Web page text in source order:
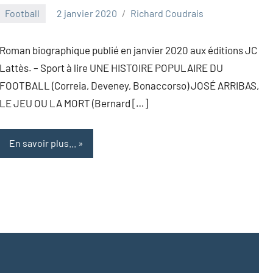
Football 2 janvier 2020 Richard Coudrais
Roman biographique publié en janvier 2020 aux éditions JC
Lattès. – Sport à lire UNE HISTOIRE POPULAIRE DU
FOOTBALL (Correia, Deveney, Bonaccorso) JOSÉ ARRIBAS,
LE JEU OU LA MORT (Bernard […]
En savoir plus...